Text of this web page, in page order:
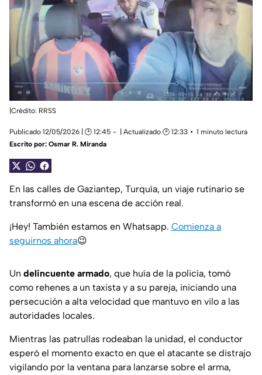
|Crédito: RRSS
Publicado 12/05/2026 | 🕑 12:45 | Actualizado 🕑 12:33
1 minuto lectura
Escrito por: Osmar R. Miranda
En las calles de Gaziantep, Turquía, un viaje rutinario se
transformó en una escena de acción real.
¡Hey! También estamos en Whatsapp. Comienza a
seguirnos ahora😉
Un delincuente armado, que huía de la policía, tomó
como rehenes a un taxista y a su pareja, iniciando una
persecución a alta velocidad que mantuvo en vilo a las
autoridades locales.
Mientras las patrullas rodeaban la unidad, el conductor
esperó el momento exacto en que el atacante se distrajo
vigilando por la ventana para lanzarse sobre el arma,